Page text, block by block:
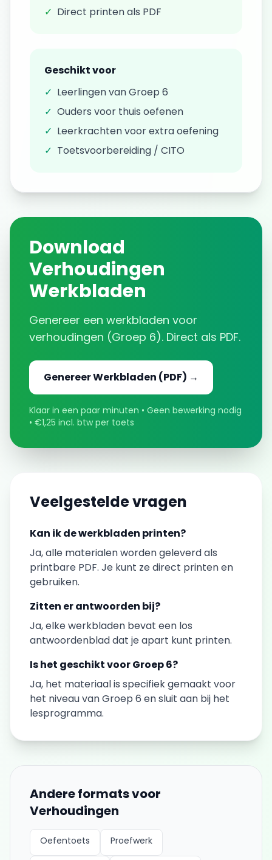
✓ Direct printen als PDF
Geschikt voor
✓ Leerlingen vanGroep 6
✓ Ouders voor thuis oefenen
✓ Leerkrachten voor extra oefening
✓ Toetsvoorbereiding / CITO
Download
Verhoudingen
Werkbladen
Genereer een werkbladen voor
verhoudingen (Groep 6). Direct als PDF.
GenereerWerkbladen (PDF) →
Klaar in een paar minuten • Geen bewerking nodig
• €1,25 incl. btw per toets
Veelgestelde vragen
Kan ik dewerkbladen printen?
Ja, alle materialen worden geleverd als
printbare PDF. Je kunt ze direct printen en
gebruiken.
Zitten er antwoorden bij?
Ja, elkewerkbladen bevat een los
antwoordenblad dat je apart kunt printen.
Is het geschikt voorGroep 6?
Ja, het materiaal is specifiek gemaakt voor
het niveau vanGroep 6 en sluit aan bij het
lesprogramma.
Andere formats voor
Verhoudingen
Oefentoets Proefwerk